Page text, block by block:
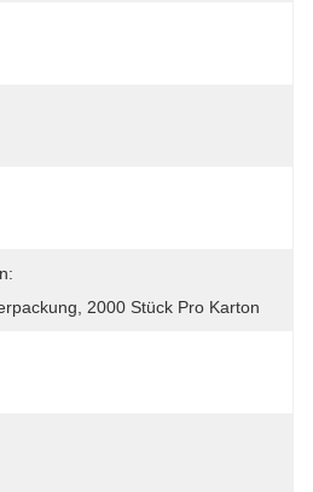
2000 Stück Pro Karton